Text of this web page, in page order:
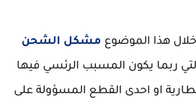
هذا الموضوع مشكل الشحن
ربما يكون المسبب الرئسي فيها
او احدى القطع المسؤولة على